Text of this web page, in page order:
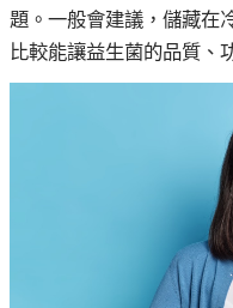
題。一般會建議，儲藏在
比較能讓益生菌的品質、